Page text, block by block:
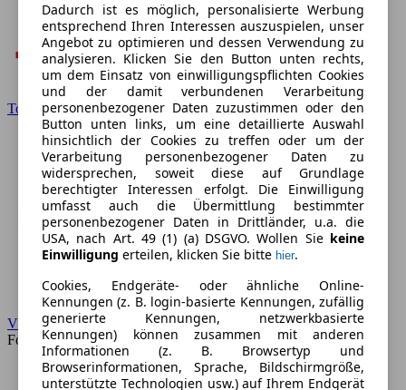
Toyota
VW
Forum
Dadurch ist es möglich, personalisierte Werbung
entsprechend Ihren Interessen auszuspielen, unser
Angebot zu optimieren und dessen Verwendung zu
analysieren. Klicken Sie den Button unten rechts,
um dem Einsatz von einwilligungspflichten Cookies
und der damit verbundenen Verarbeitung
personenbezogener Daten zuzustimmen oder den
Button unten links, um eine detaillierte Auswahl
hinsichtlich der Cookies zu treffen oder um der
Verarbeitung personenbezogener Daten zu
widersprechen, soweit diese auf Grundlage
berechtigter Interessen erfolgt. Die Einwilligung
umfasst auch die Übermittlung bestimmter
personenbezogener Daten in Drittländer, u.a. die
USA, nach Art. 49 (1) (a) DSGVO. Wollen Sie keine
Einwilligung erteilen, klicken Sie bitte hier.
Cookies, Endgeräte- oder ähnliche Online-
Kennungen (z. B. login-basierte Kennungen, zufällig
generierte Kennungen, netzwerkbasierte
Kennungen) können zusammen mit anderen
Informationen (z. B. Browsertyp und
Browserinformationen, Sprache, Bildschirmgröße,
unterstützte Technologien usw.) auf Ihrem Endgerät